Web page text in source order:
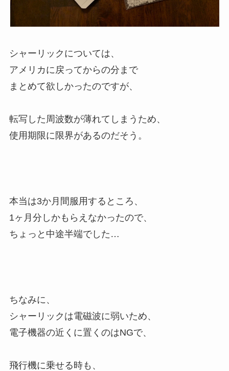
シャーリックについては、
アメリカに戻ってからの分まで
まとめて欲しかったのですが、
転写した周波数が薄れてしまうため、
使用期限に限界があるのだそう。
本当は3か月間服用するところ、
1ヶ月分しかもらえなかったので、
ちょっと中途半端でした…
ちなみに、
シャーリックは電磁波に弱いため、
電子機器の近くに置くのはNGで、
飛行機に乗せる時も、